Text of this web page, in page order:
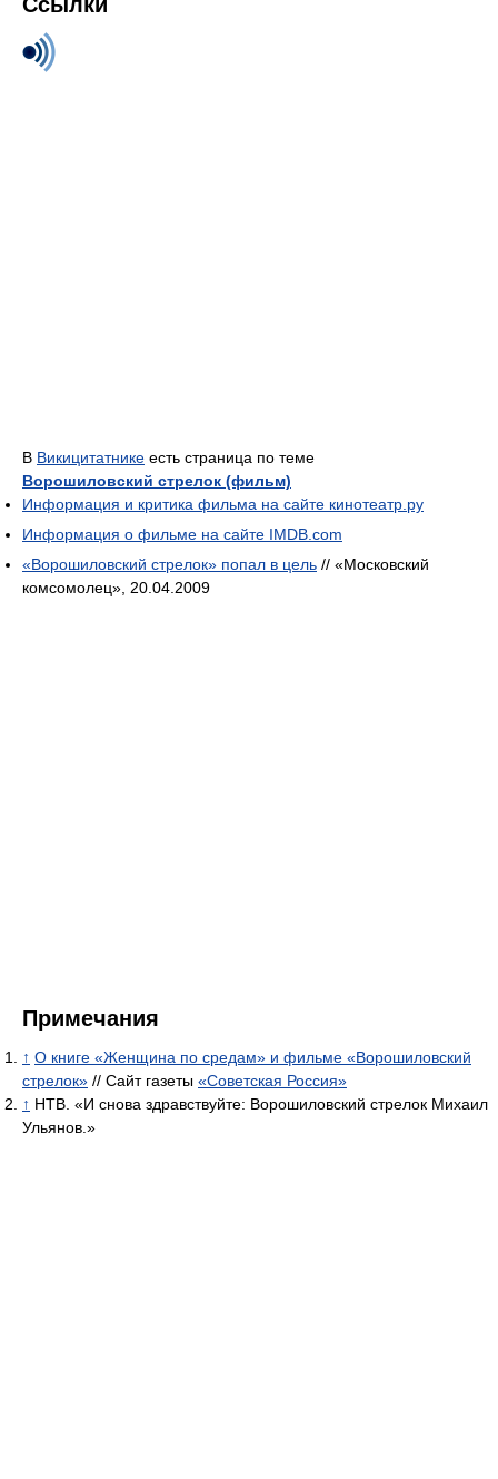
В Викицитатнике есть страница по теме
Ворошиловский стрелок (фильм)
Информация и критика фильма на сайте кинотеатр.ру
Информация о фильме на сайте IMDB.com
«Ворошиловский стрелок» попал в цель // «Московский
комсомолец», 20.04.2009
Примечания
↑ О книге «Женщина по средам» и фильме «Ворошиловский
стрелок» // Сайт газеты «Советская Россия»
↑ НТВ. «И снова здравствуйте: Ворошиловский стрелок Михаил
Ульянов.»